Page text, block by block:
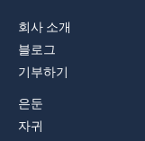
회사 소개
블로그
기부하기
은둔
자귀